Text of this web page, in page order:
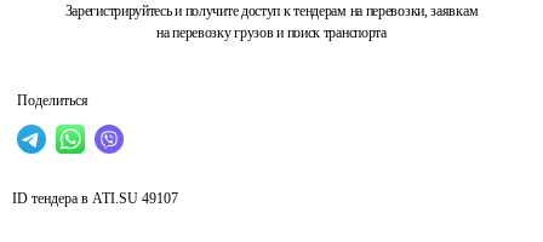
Зарегистрируйтесь и получите доступ к тендерам на перевозки, заявкам
на перевозку грузов и поиск транспорта
Поделиться
ID тендера в ATI.SU 49107